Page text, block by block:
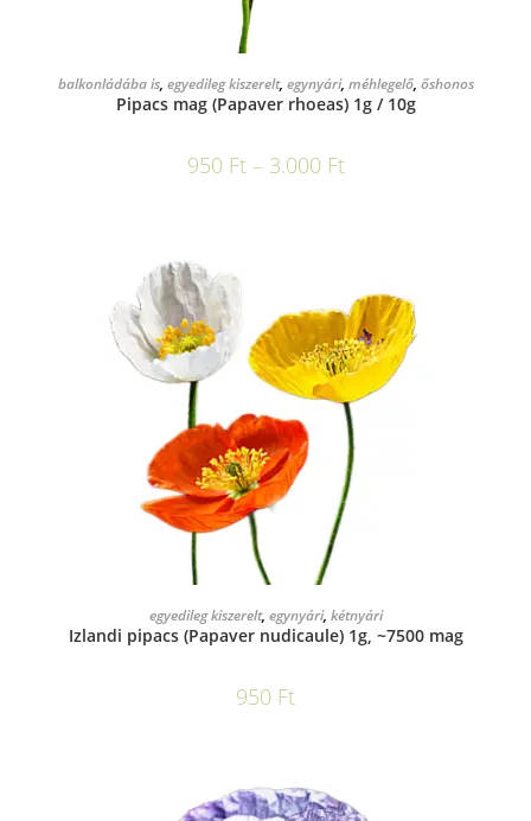
OPCIÓK VÁLASZTÁSA
balkonládába is, egyedileg kiszerelt, egynyári, méhlegelő, őshonos
Pipacs mag (Papaver rhoeas) 1g / 10g
950 Ft – 3.000 Ft
KOSÁRBA TESZEM
egyedileg kiszerelt, egynyári, kétnyári
Izlandi pipacs (Papaver nudicaule) 1g, ~7500 mag
950 Ft